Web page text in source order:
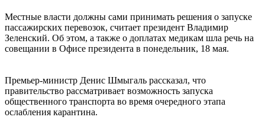
Местные власти должны сами принимать решения о запуске
пассажирских перевозок, считает президент Владимир
Зеленский. Об этом, а также о доплатах медикам шла речь на
совещании в Офисе президента в понедельник, 18 мая.
Премьер-министр Денис Шмыгаль рассказал, что
правительство рассматривает возможность запуска
общественного транспорта во время очередного этапа
ослабления карантина.